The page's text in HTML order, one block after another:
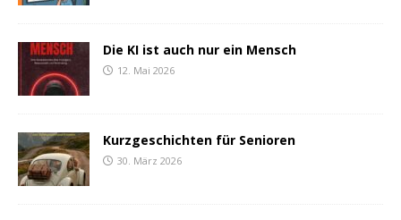
Die KI ist auch nur ein Mensch
12. Mai 2026
Kurzgeschichten für Senioren
30. März 2026